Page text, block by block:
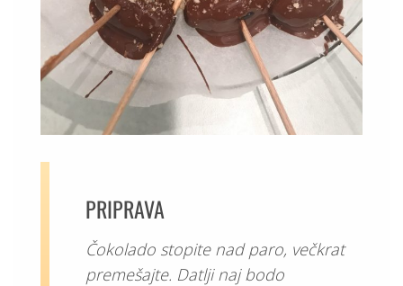
PRIPRAVA
Čokolado stopite nad paro, večkrat
premešajte. Datlji naj bodo